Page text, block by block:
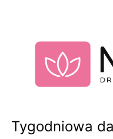
Tygodniowa